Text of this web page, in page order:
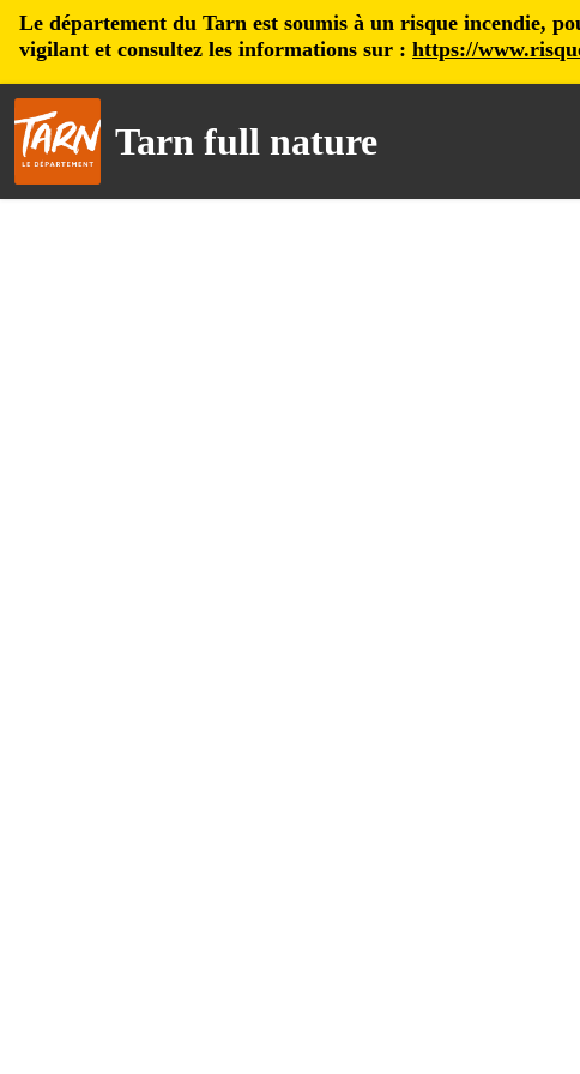
Le département du Tarn est soumis à un risque incendie,
vigilant et consultez les informations sur : https://
Tarn full nature